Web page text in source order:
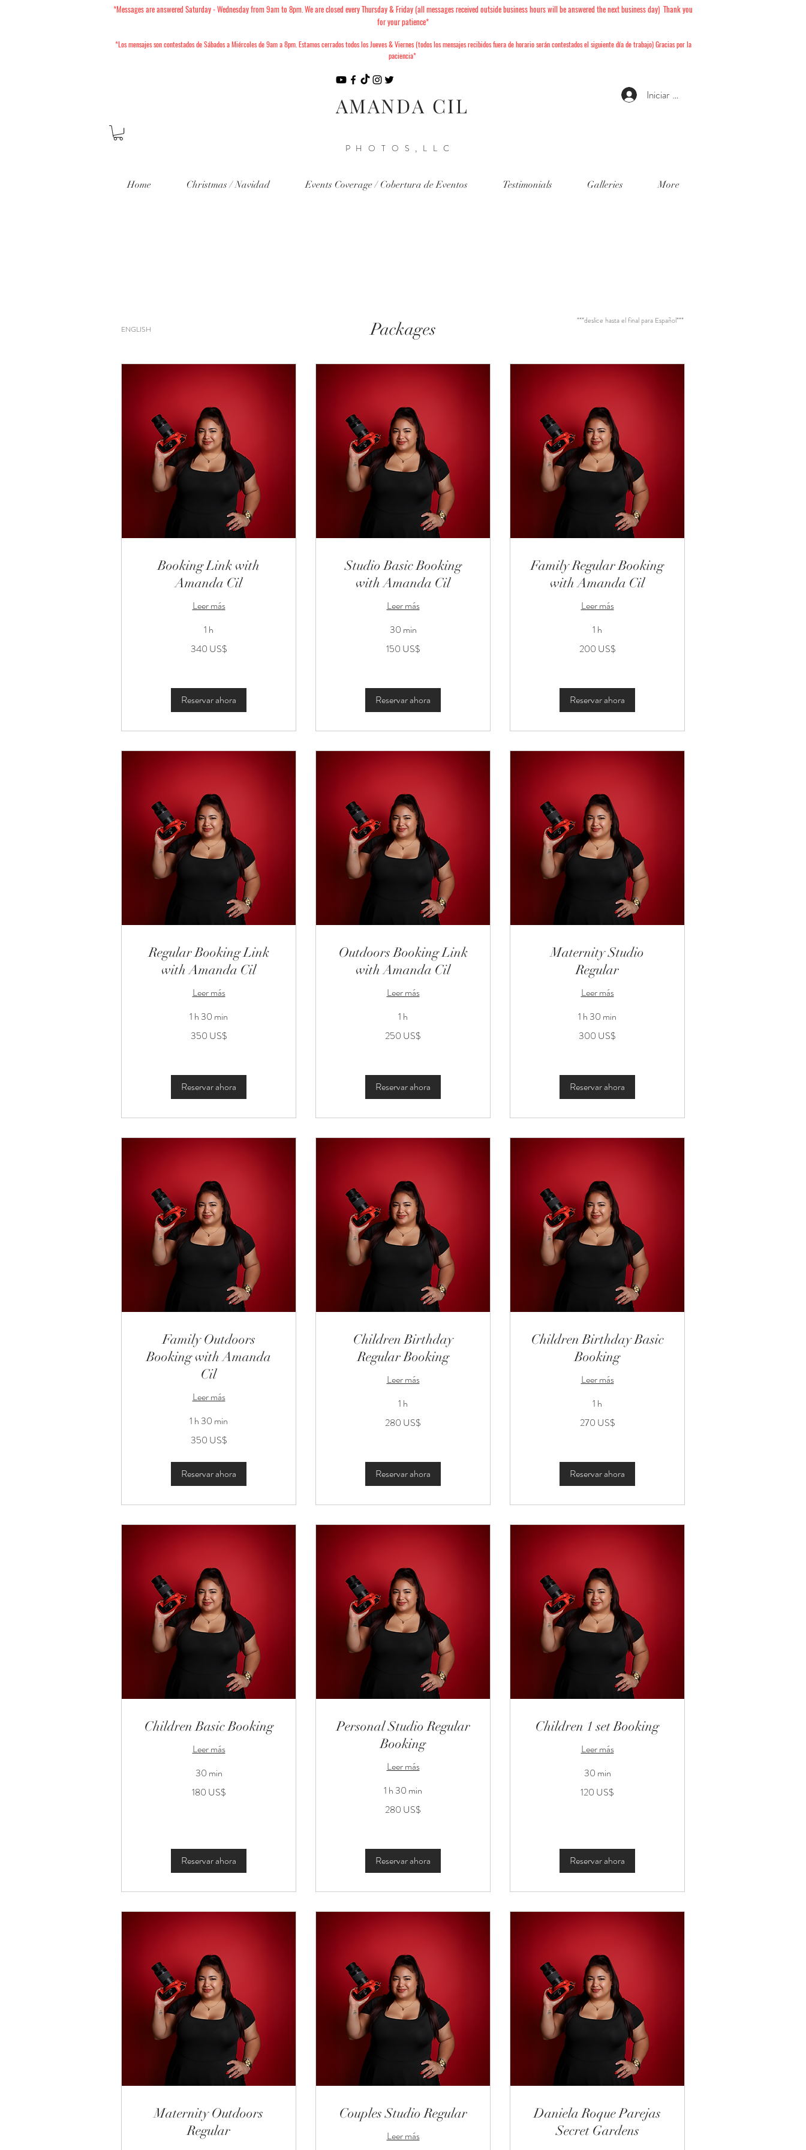
*Messages are answered Saturday - Wednesday from 9am to 8pm. We are closed every Thursday & Friday (all messages received outside business hours will be answered the next business day) Thank you
for your patience*
*Los mensajes son contestados de Sábados a Miércolesde 9am a 8pm. Estamos cerrados todos los Jueves & Viernes (todos los mensajes recibidos fuera de horarioseráncontestados el siguiente día de trabajo) Gracias por la
paciencia*
AMANDA CIL Iniciar sesión
PHOTOS,LLC
Home Christmas / Navidad Events Coverage / Cobertura de Eventos Testimonials Galleries More
***deslice hasta el final para Español***
ENGLISH
Packages
Booking Link with
Amanda Cil
Leer más
1 h
340 US$
Reservar ahora
Studio Basic Booking
with Amanda Cil
Leer más
30 min
150 US$
Reservar ahora
Family Regular Booking
with Amanda Cil
Leer más
1 h
200 US$
Reservar ahora
Regular Booking Link
with Amanda Cil
Leer más
1 h 30 min
350 US$
Reservar ahora
Outdoors Booking Link
with Amanda Cil
Leer más
1 h
250 US$
Reservar ahora
Maternity Studio
Regular
Leer más
1 h 30 min
300 US$
Reservar ahora
Family Outdoors
Booking with Amanda
Cil
Leer más
1 h 30 min
350 US$
Reservar ahora
Children Birthday
Regular Booking
Leer más
1 h
280 US$
Reservar ahora
Children Birthday Basic
Booking
Leer más
1 h
270 US$
Reservar ahora
Children Basic Booking
Leer más
30 min
180 US$
Reservar ahora
Personal Studio Regular
Booking
Leer más
1 h 30 min
280 US$
Reservar ahora
Children 1 set Booking
Leer más
30 min
120 US$
Reservar ahora
Maternity Outdoors
Regular
Couples Studio Regular
Leer más
Daniela Roque Parejas
Secret Gardens